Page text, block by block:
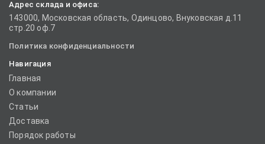
Адрес склада и офиса:
143000, Московская область, Одинцово, Внуковская д.11
стр.20 оф.7
Политика конфиденциальности
Навигация
Главная
О компании
Статьи
Доставка
Порядок работы